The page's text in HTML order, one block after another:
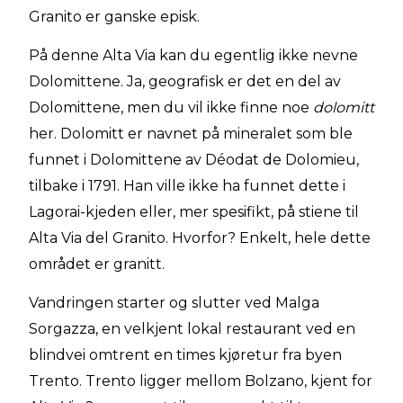
Granito er ganske episk.
På denne Alta Via kan du egentlig ikke nevne
Dolomittene. Ja, geografisk er det en del av
Dolomittene, men du vil ikke finne noe dolomitt
her. Dolomitt er navnet på mineralet som ble
funnet i Dolomittene av Déodat de Dolomieu,
tilbake i 1791. Han ville ikke ha funnet dette i
Lagorai-kjeden eller, mer spesifikt, på stiene til
Alta Via del Granito. Hvorfor? Enkelt, hele dette
området er granitt.
Vandringen starter og slutter ved Malga
Sorgazza, en velkjent lokal restaurant ved en
blindvei omtrent en times kjøretur fra byen
Trento. Trento ligger mellom Bolzano, kjent for